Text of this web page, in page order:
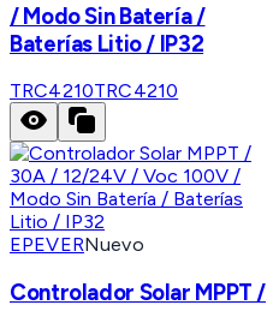
/ Modo Sin Batería /
Baterías Litio / IP32
TRC4210TRC4210
EPEVERNuevo
Controlador Solar MPPT /